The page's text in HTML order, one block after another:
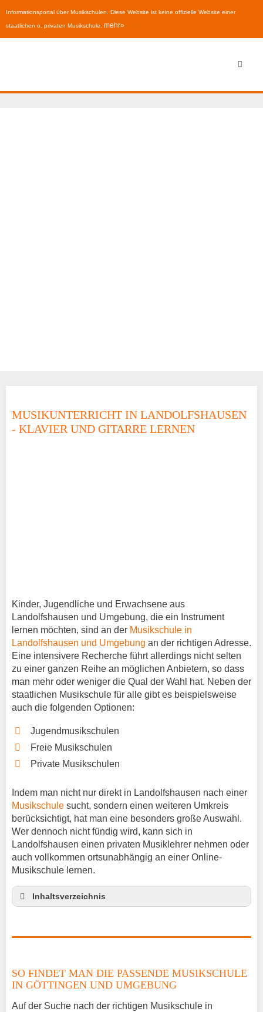
Informationsportal über Musikschulen. Diese Website ist keine offizielle Website einer
staatlichen o. privaten Musikschule. mehr»
MUSIKUNTERRICHT IN LANDOLFSHAUSEN
- KLAVIER UND GITARRE LERNEN
Kinder, Jugendliche und Erwachsene aus
Landolfshausen und Umgebung, die ein Instrument
lernen möchten, sind an der Musikschule in
Landolfshausen und Umgebung an der richtigen Adresse.
Eine intensivere Recherche führt allerdings nicht selten
zu einer ganzen Reihe an möglichen Anbietern, so dass
man mehr oder weniger die Qual der Wahl hat. Neben der
staatlichen Musikschule für alle gibt es beispielsweise
auch die folgenden Optionen:
Jugendmusikschulen
Freie Musikschulen
Private Musikschulen
Indem man nicht nur direkt in Landolfshausen nach einer
Musikschule sucht, sondern einen weiteren Umkreis
berücksichtigt, hat man eine besonders große Auswahl.
Wer dennoch nicht fündig wird, kann sich in
Landolfshausen einen privaten Musiklehrer nehmen oder
auch vollkommen ortsunabhängig an einer Online-
Musikschule lernen.
Inhaltsverzeichnis
Gitarrenunterricht Landolfshausen
Musiklehrer Stellenangebote – Landolfshausen
SO FINDET MAN DIE PASSENDE MUSIKSCHULE
IN GÖTTINGEN UND UMGEBUNG
Auf der Suche nach der richtigen Musikschule in